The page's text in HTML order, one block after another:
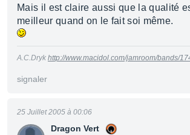
Mais il est claire aussi que la qualité
meilleur quand on le fait soi même.
A.C.Dryk http://www.macidol.com/jamroom/bands/
signaler
Dragon Vert
25 Juillet 2005 à 00:06